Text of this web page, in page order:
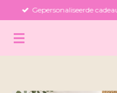
naar
Gepersonaliseerde